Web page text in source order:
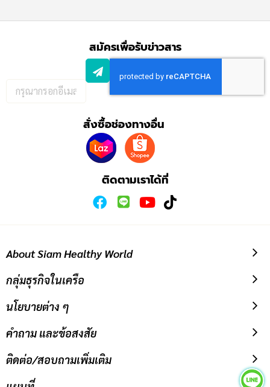
สมัครเพื่อรับข่าวสาร
กรอก
สั่งซื้อช่องทางอื่น
ติดตามเราได้ที่
About Siam Healthy World
กลุ่มธุรกิจในเครือ
นโยบายต่าง ๆ
คำถาม และข้อสงสัย
ติดต่อ/สอบถามเพิ่มเติม